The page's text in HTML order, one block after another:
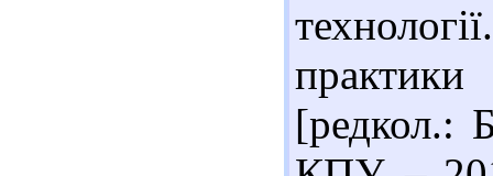
[редкол.: